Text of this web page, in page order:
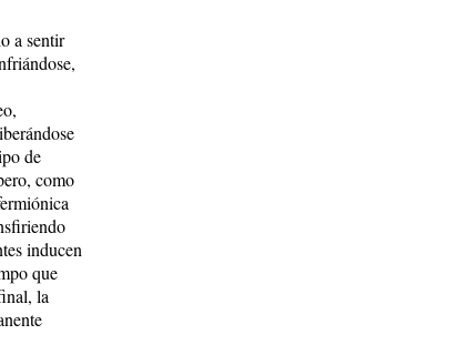
a sentir
de
como
inducen
que
la